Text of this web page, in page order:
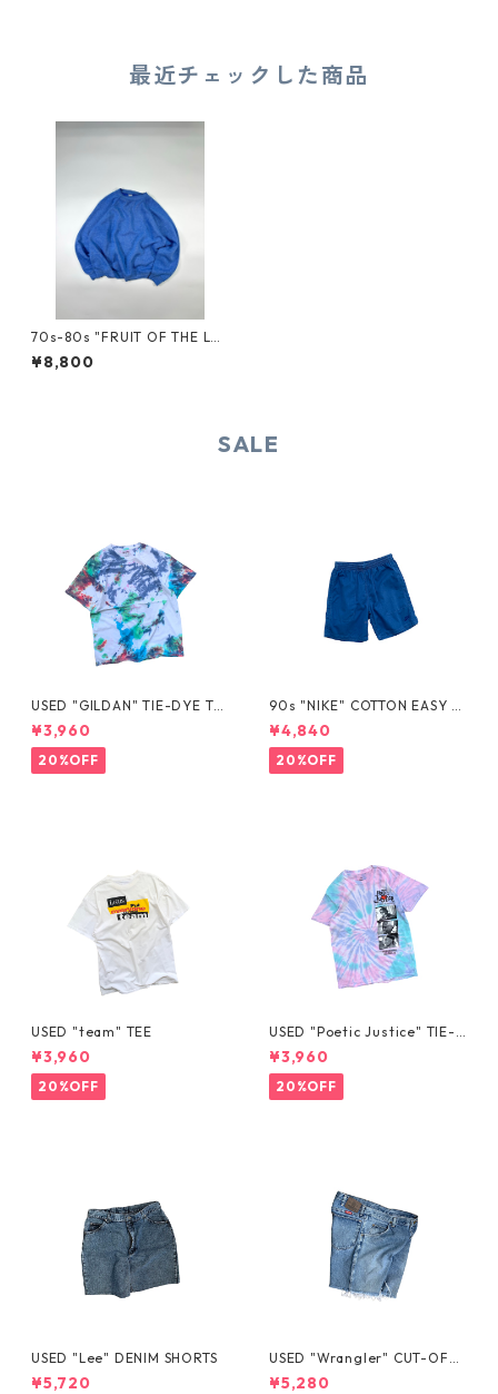
最近チェックした商品
70s-80s "FRUIT OF THE LO
OM" RAGLAN SWEAT
¥8,800
SALE
USED "GILDAN" TIE-DYE TE
E
¥3,960
20%OFF
90s "NIKE" COTTON EASY S
HORTS
¥4,840
20%OFF
USED "team" TEE
¥3,960
20%OFF
USED "Poetic Justice" TIE-D
YE TEE
¥3,960
20%OFF
USED "Lee" DENIM SHORTS
¥5,720
USED "Wrangler" CUT-OFF
DENIM SHORTS
¥5,280